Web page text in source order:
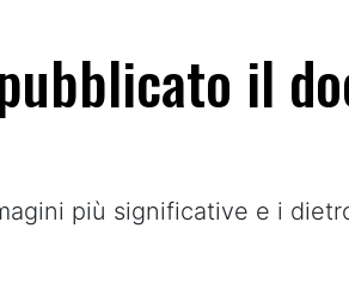
il
più significative e i